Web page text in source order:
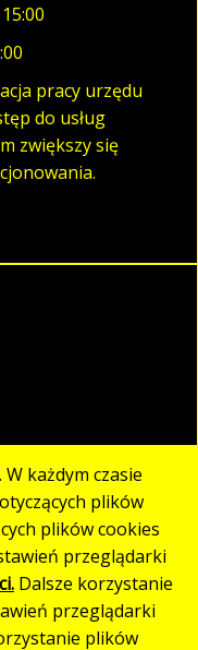
pracy urzędu
do usług
zwiększy się
każdym czasie
plików
plików cookies
przeglądarki
Dalsze korzystanie
przeglądarki
plików